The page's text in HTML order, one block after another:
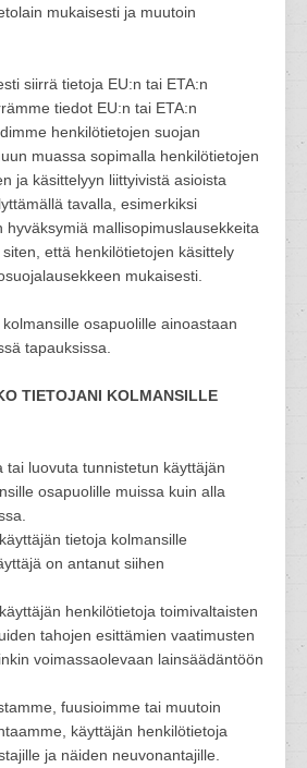
mukaisesti ja muutoin
siirrä tietoja EU:n tai ETA:n
tiedot EU:n tai ETA:n
henkilötietojen suojan
muassa sopimalla henkilötietojen
ja käsittelyyn liittyivistä asioista
tavalla, esimerkiksi
hyväksymiä mallisopimuslausekkeita
että henkilötietojen käsittely
mukaisesti.
osapuolille ainoastaan
tapauksissa.
TIETOJANI KOLMANSILLE
tai luovuta tunnistetun käyttäjän
osapuolille muissa kuin alla
tietoja kolmansille
on antanut siihen
henkilötietoja toimivaltaisten
tahojen esittämien vaatimusten
voimassaolevaan lainsäädäntöön
fuusioimme tai muutoin
käyttäjän henkilötietoja
ja näiden neuvonantajille.